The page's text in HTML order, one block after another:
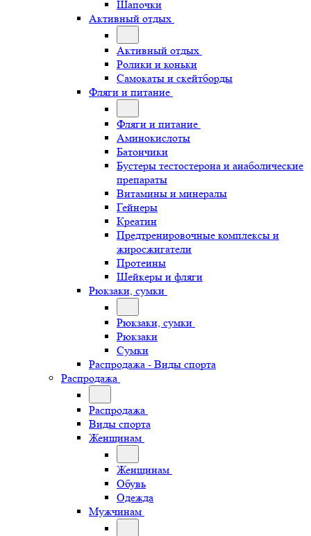
Шапочки
Активный отдых
Активный отдых
Ролики и коньки
Самокаты и скейтборды
Фляги и питание
Фляги и питание
Аминокислоты
Батончики
Бустеры тестостерона и анаболические
препараты
Витамины и минералы
Гейнеры
Креатин
Предтренировочные комплексы и
жиросжигатели
Протеины
Шейкеры и фляги
Рюкзаки, сумки
Рюкзаки, сумки
Рюкзаки
Сумки
Распродажа - Виды спорта
Распродажа
Распродажа
Виды спорта
Женщинам
Женщинам
Обувь
Одежда
Мужчинам